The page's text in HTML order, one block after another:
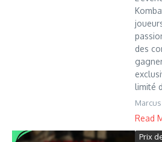
des
limité
Read
Prix